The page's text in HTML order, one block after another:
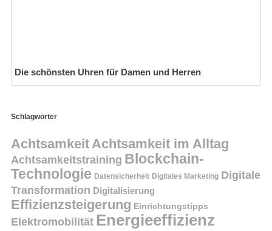
Die schönsten Uhren für Damen und Herren
Schlagwörter
AchtsamkeitAchtsamkeit im Alltag
Achtsamkeitstraining Blockchain-
Technologie Datensicherheit Digitales Marketing Digitale
Transformation Digitalisierung
Effizienzsteigerung Einrichtungstipps
Elektromobilität Energieeffizienz